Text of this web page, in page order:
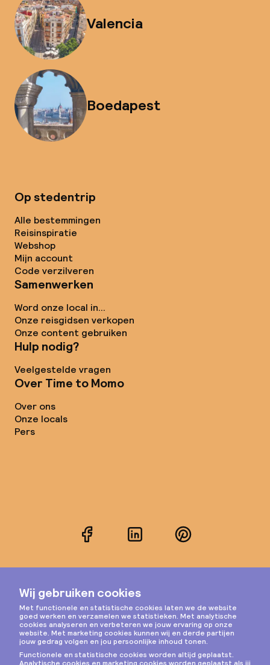
Valencia
Boedapest
Op stedentrip
Alle bestemmingen
Reisinspiratie
Webshop
Mijn account
Code verzilveren
Samenwerken
Word onze local in...
Onze reisgidsen verkopen
Onze content gebruiken
Hulp nodig?
Veelgestelde vragen
Over Time to Momo
Over ons
Onze locals
Pers
FacebookLinkedInPinterest
Instagram